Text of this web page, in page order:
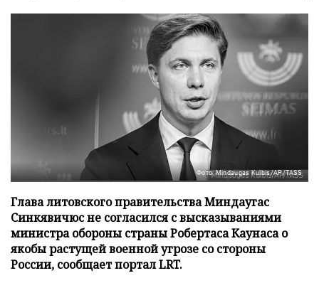
Фото: Mindaugas Kulbis/AP/TASS
Глава литовского правительства Миндаугас
Синкявичюс не согласился с высказываниями
министра обороны страны Робертаса Каунаса о
якобы растущей военной угрозе со стороны
России, сообщает портал LRT.